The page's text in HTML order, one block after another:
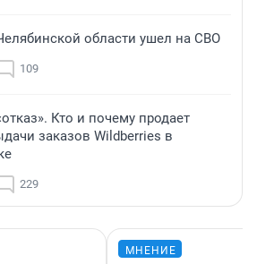
области ушел на СВО
109
Кто и почему продает
заказов Wildberries в
229
МНЕНИЕ